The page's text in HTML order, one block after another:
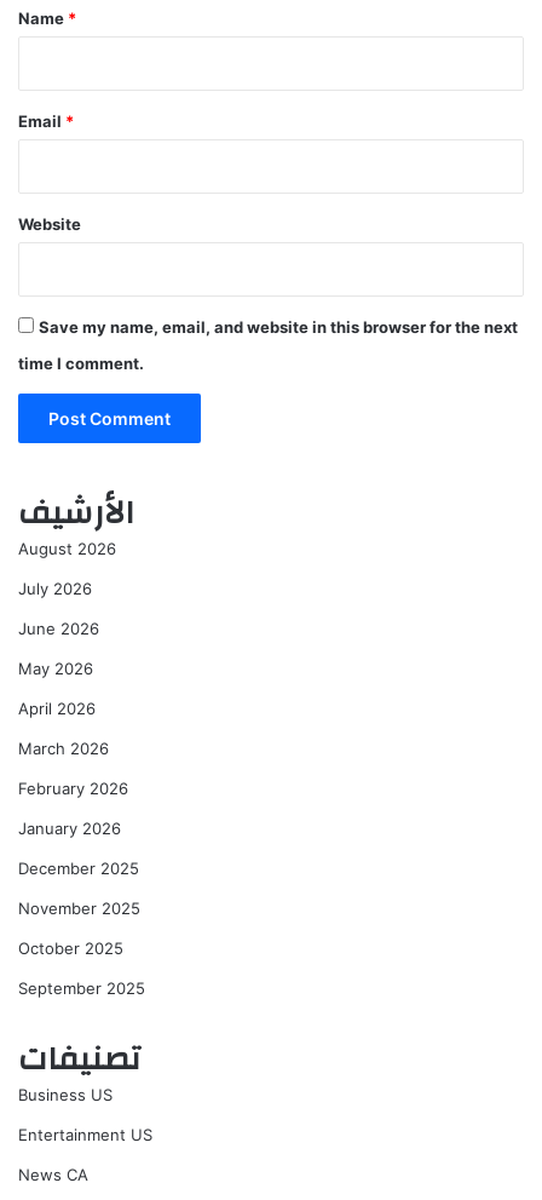
*
Name *
Email *
Website
Save my name, email, and website in this browser for the next
time I comment.
الأرشيف
August 2026
July 2026
June 2026
May 2026
April 2026
March 2026
February 2026
January 2026
December 2025
November 2025
October 2025
September 2025
تصنيفات
Business US
Entertainment US
News CA